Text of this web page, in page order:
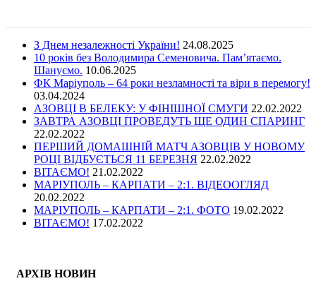
З Днем незалежності України! 24.08.2025
10 років без Володимира Семеновича. Пам’ятаємо.
Шануємо. 10.06.2025
ФК Маріуполь – 64 роки незламності та віри в перемогу!
03.04.2024
АЗОВЦІ В БЕЛЕКУ: У ФІНІШНОЇ СМУГИ 22.02.2022
ЗАВТРА АЗОВЦІ ПРОВЕДУТЬ ЩЕ ОДИН СПАРИНГ
22.02.2022
ПЕРШИЙ ДОМАШНІЙ МАТЧ АЗОВЦІВ У НОВОМУ
РОЦІ ВІДБУЄТЬСЯ 11 БЕРЕЗНЯ 22.02.2022
ВІТАЄМО! 21.02.2022
МАРІУПОЛЬ – КАРПАТИ – 2:1. ВІДЕООГЛЯД
20.02.2022
МАРІУПОЛЬ – КАРПАТИ – 2:1. ФОТО 19.02.2022
ВІТАЄМО! 17.02.2022
АРХІВ НОВИН